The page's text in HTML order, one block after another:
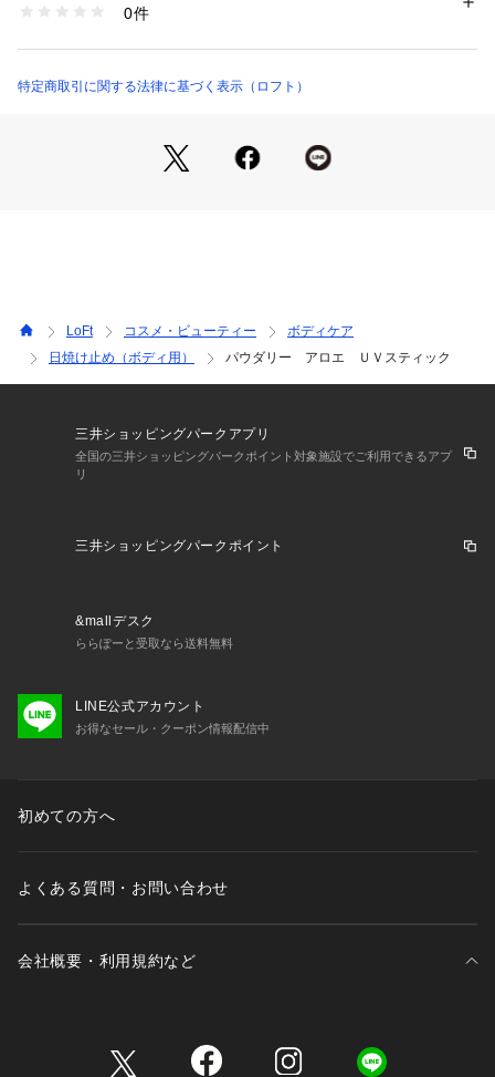
3680000001032
0件
特定商取引に関する法律に基づく表示（ロフト）
LoFt コスメ・ビューティー
ボディケア
日焼け止め（ボディ用）
パウダリー アロエ ＵＶスティック
三井ショッピングパークアプリ
全国の三井ショッピングパークポイント対象施設でご利用できるアプ
リ
三井ショッピングパークポイント
&mallデスク
ららぽーと受取なら送料無料
LINE公式アカウント
お得なセール・クーポン情報配信中
初めての方へ
よくある質問・お問い合わせ
会社概要・利用規約など